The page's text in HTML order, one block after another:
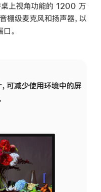
上视角功能的 1200 万
级麦克风和扬声器，以
。
可减少使用环境中的屏